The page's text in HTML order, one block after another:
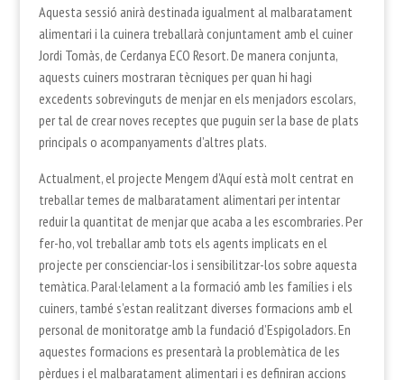
Aquesta sessió anirà destinada igualment al malbaratament
alimentari i la cuinera treballarà conjuntament amb el cuiner
Jordi Tomàs, de Cerdanya ECO Resort. De manera conjunta,
aquests cuiners mostraran tècniques per quan hi hagi
excedents sobrevinguts de menjar en els menjadors escolars,
per tal de crear noves receptes que puguin ser la base de plats
principals o acompanyaments d’altres plats.
Actualment, el projecte Mengem d’Aquí està molt centrat en
treballar temes de malbaratament alimentari per intentar
reduir la quantitat de menjar que acaba a les escombraries. Per
fer-ho, vol treballar amb tots els agents implicats en el
projecte per conscienciar-los i sensibilitzar-los sobre aquesta
temàtica. Paral·lelament a la formació amb les famílies i els
cuiners, també s’estan realitzant diverses formacions amb el
personal de monitoratge amb la fundació d’Espigoladors. En
aquestes formacions es presentarà la problemàtica de les
pèrdues i el malbaratament alimentari i es definiran accions